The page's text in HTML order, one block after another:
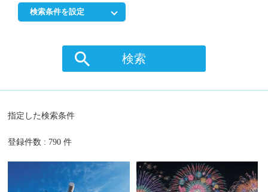
検索条件を設定
検索
指定した検索条件
登録件数 : 790 件